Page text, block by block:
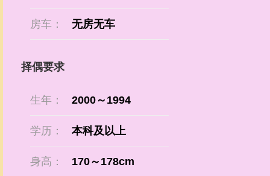
房车： 无房无车
择偶要求
生年： 2000～1994
学历： 本科及以上
身高： 170～178cm